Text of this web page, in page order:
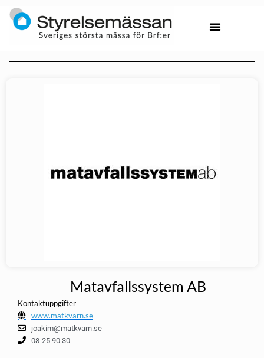
Matavfallssystem AB
Kontaktuppgifter
www.matkvarn.se
joakim@matkvarn.se
08-25 90 30